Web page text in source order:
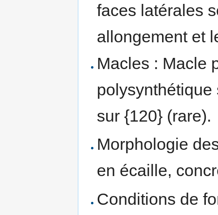
faces latérales
allongement et
Macles : Macle
polysynthétique
sur {120} (rare).
Morphologie
en écaille,
Conditions de